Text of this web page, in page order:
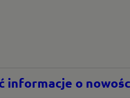
informacje o